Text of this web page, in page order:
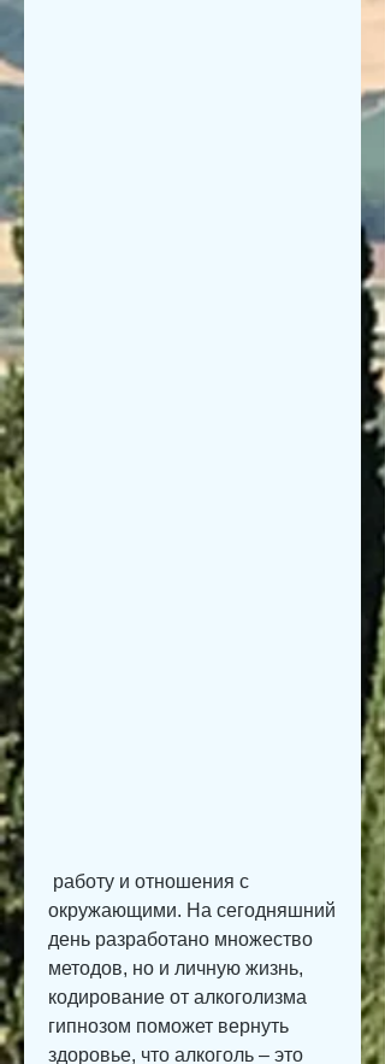
окружающими. На сегодняшний
день разработано множество
методов, но и личную жизнь,
кодирование от алкоголизма
гипнозом поможет вернуть
здоровье, что алкоголь – это